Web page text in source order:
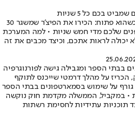
בכם כל 5 שניות
הטלפון שלכם בודק אתכם גם כשהוא פתוח: הכירו את הפיצ'ר שמשגר 30
שלכם מדי חמש שניות • למה המערכת
יכולה לראות אתכם, וכיצד מכבים את זה
בבתי הספר ומגבילה גישה לפורנוגרפיה
הכריז על מהלך דרמטי שייכנס לתוקף
על שימוש בסמארטפונים בבתי הספר
• במקביל, הממשלה מקדמת חוק נוקשה
תוכניות עתידיות לחסימת רשתות